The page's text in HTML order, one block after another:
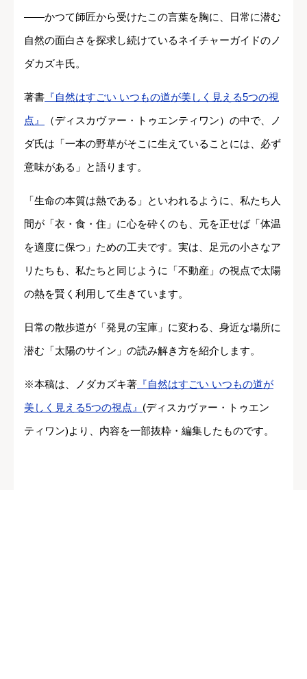
――かつて師匠から受けたこの言葉を胸に、日常に潜む
自然の面白さを探求し続けているネイチャーガイドのノ
ダカズキ氏。
著書 『自然はすごい いつもの道が美しく見える5つの視
点』
（ディスカヴァー・トゥエンティワン）の中で、ノ
ダ氏は「一本の野草がそこに生えていることには、必ず
意味がある」と語ります。
「生命の本質は熱である」といわれるように、私たち人
間が「衣・食・住」に心を砕くのも、元を正せば「体温
を適度に保つ」ための工夫です。実は、足元の小さなア
リたちも、私たちと同じように「不動産」の視点で太陽
の熱を賢く利用して生きています。
日常の散歩道が「発見の宝庫」に変わる、身近な場所に
潜む「太陽のサイン」の読み解き方を紹介します。
※本稿は、ノダカズキ著 『自然はすごい いつもの道が
美しく見える5つの視点』 (ディスカヴァー・トゥエン
ティワン)より、内容を一部抜粋・編集したものです。